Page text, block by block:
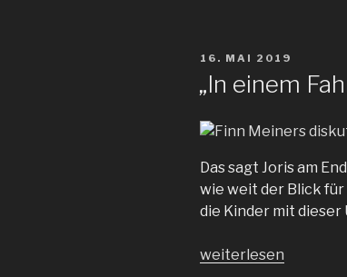
VERÖFFENTLICHT
16. MAI 2019
„In einem
Das sagt Joris am
wie weit der Blick
die Kinder mit
„„In
weiterlesen